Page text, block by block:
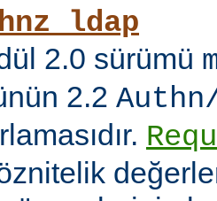
2.0 sürümü
2.2